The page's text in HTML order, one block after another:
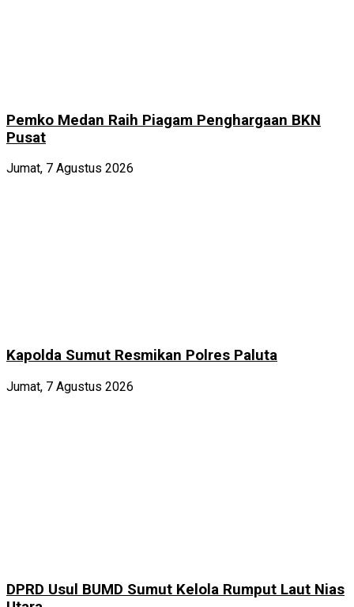
Pemko Medan Raih Piagam Penghargaan BKN
Pusat
Jumat, 7 Agustus 2026
Kapolda Sumut Resmikan Polres Paluta
Jumat, 7 Agustus 2026
DPRD Usul BUMD Sumut Kelola Rumput Laut Nias